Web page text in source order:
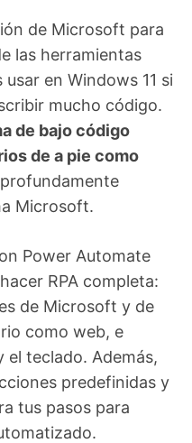
de Microsoft para
las herramientas
en Windows 11 si
mucho código.
de bajo código
de a pie como
Microsoft.
Power Automate
RPA completa:
de Microsoft y de
como web, e
teclado. Además,
predefinidas y
tus pasos para